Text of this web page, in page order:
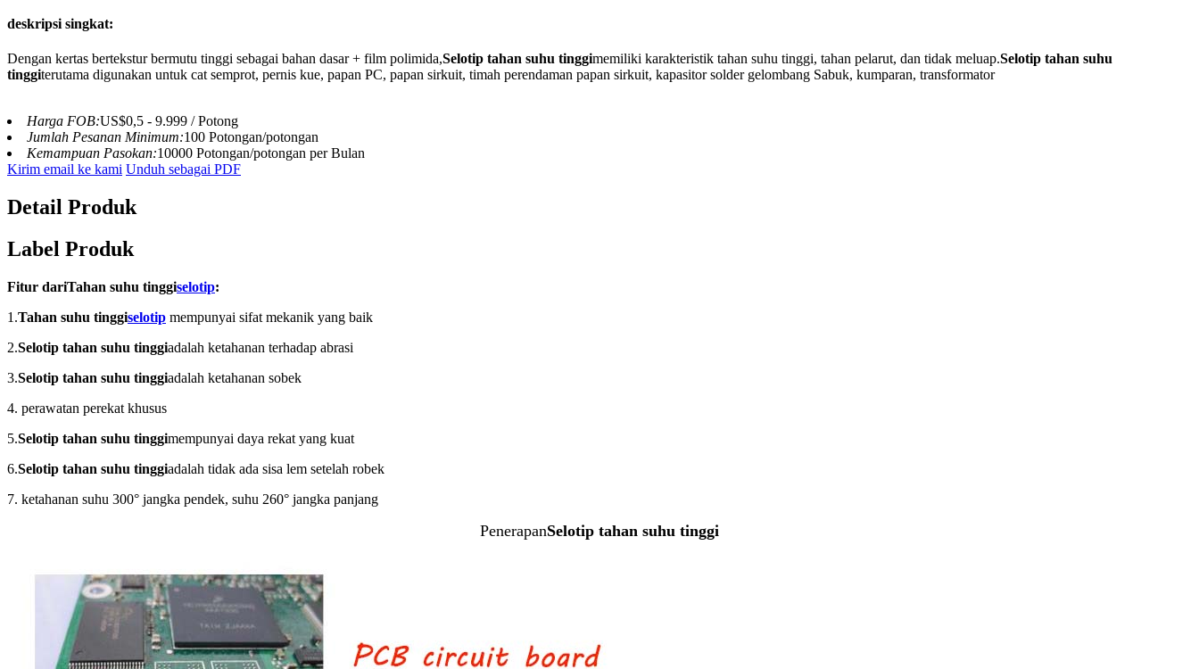
deskripsi singkat:
Dengan kertas bertekstur bermutu tinggi sebagai bahan dasar + film polimida,Selotip tahan suhu tinggimemiliki karakteristik tahan suhu tinggi, tahan pelarut, dan tidak meluap.Selotip tahan suhu
tinggiterutama digunakan untuk cat semprot, pernis kue, papan PC, papan sirkuit, timah perendaman papan sirkuit, kapasitor solder gelombang Sabuk, kumparan, transformator
Harga FOB:US$0,5 - 9.999 / Potong
Jumlah Pesanan Minimum:100 Potongan/potongan
Kemampuan Pasokan:10000 Potongan/potongan per Bulan
Kirim email ke kami Unduh sebagai PDF
Detail Produk
Label Produk
Fitur dariTahan suhu tinggiselotip:
1.Tahan suhu tinggiselotip mempunyai sifat mekanik yang baik
2.Selotip tahan suhu tinggiadalah ketahanan terhadap abrasi
3.Selotip tahan suhu tinggiadalah ketahanan sobek
4. perawatan perekat khusus
5.Selotip tahan suhu tinggimempunyai daya rekat yang kuat
6.Selotip tahan suhu tinggiadalah tidak ada sisa lem setelah robek
7. ketahanan suhu 300° jangka pendek, suhu 260° jangka panjang
PenerapanSelotip tahan suhu tinggi